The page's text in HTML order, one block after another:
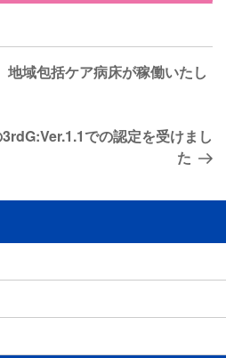
地域包括ケア病床が稼働いたし
での認定を受けまし
た